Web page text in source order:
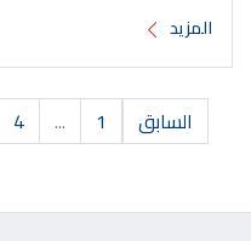
المزيد
السابق 1
...
4